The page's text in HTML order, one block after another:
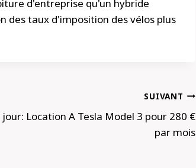
d'entreprise qu'un hybride
des taux d'imposition des vélos plus
SUIVANT
jour: Location A Tesla Model 3 pour 280 €
par mois